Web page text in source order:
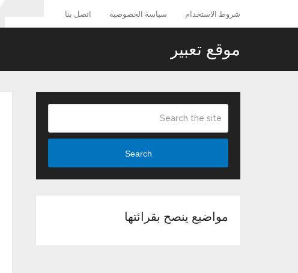
شروط الاستخدام سياسة الخصوصية اتصل بنا
موقع تعبير
Search
مواضيع ينصح بقرائتها